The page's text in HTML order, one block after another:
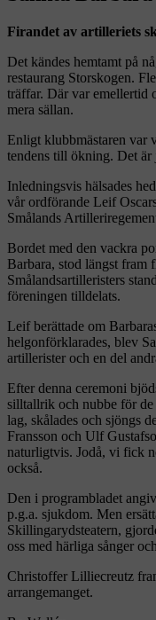
Firandet av artilleriets
Det kändes hemtamt på
restaurang Storskogen.
träffar. Där var emellertid
mera sällan.
Enligt klubbmästaren var
tendens till ökning. Det är
Inledningsvis hälsades
vår ordförande Leif
Smålands
Bordet med den vackra
Barbara, stod längst fram
Smålandsartilleristers
föreningen tilldelats.
Leif berättade om
helgonförklarades, blev
artillerister och en del
Efter denna ceremoni
silltallrik och nubbe för de
lag, skålades och sjöngs
Fransson och Ulf
naturligtvis. Jodå, vi fick
också.
Den i programbladet
p.g.a. sjukdom. Men
Skillingarydsteatern,
oss med härliga sånger
Christoffer Lilliecreutz
arrangemanget.